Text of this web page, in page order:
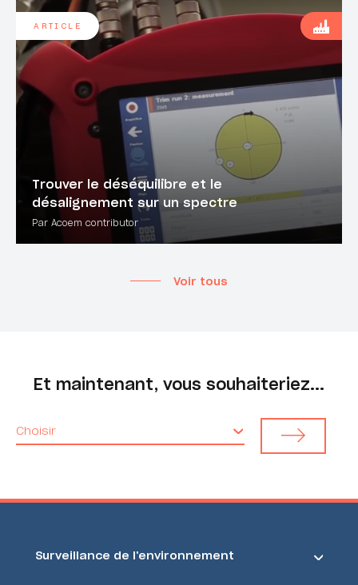
Trouver le déséquilibre et le
désalignement sur un spectre
Par Acoem contributor
ARTICLE
Voir tous
Et maintenant, vous souhaiteriez...
Choisir
Surveillance de l'environnement